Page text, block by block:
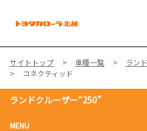
サイトトップ 車種一覧
ラン
コネクティッド
ランドクルーザー“250”
MENU